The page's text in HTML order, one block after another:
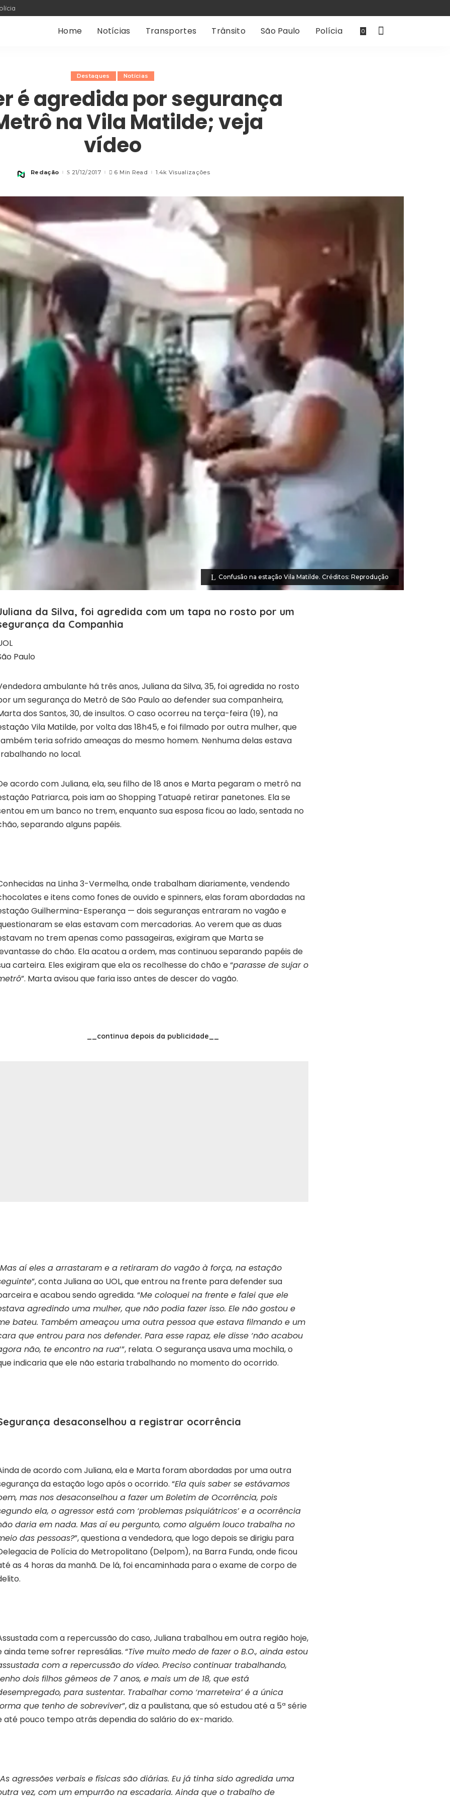
Home Notícias Transportes Trânsito São Paulo Polícia 0
Destaques Notícias
é agredida por segurança
na Vila Matilde; veja
vídeo
Posted
Redação 21/12/2017 6 Min Read 1.4k Visualizações
Confusão na estação Vila Matilde. Créditos: Reprodução
da Silva, foi agredida com um tapa no rosto por um
da Companhia
Paulo
ambulante há três anos, Juliana da Silva, 35, foi agredida no rosto
um segurança do Metrô de São Paulo ao defender sua companheira,
dos Santos, 30, de insultos. O caso ocorreu na terça-feira (19), na
Vila Matilde, por volta das 18h45, e foi filmado por outra mulher, que
teria sofrido ameaças do mesmo homem. Nenhuma delas estava
no local.
acordo com Juliana, ela, seu filho de 18 anos e Marta pegaram o metrô na
Patriarca, pois iam ao Shopping Tatuapé retirar panetones. Ela se
em um banco no trem, enquanto sua esposa ficou ao lado, sentada no
separando alguns papéis.
na Linha 3-Vermelha, onde trabalham diariamente, vendendo
e itens como fones de ouvido e spinners, elas foram abordadas na
Guilhermina-Esperança — dois seguranças entraram no vagão e
se elas estavam com mercadorias. Ao verem que as duas
no trem apenas como passageiras, exigiram que Marta se
do chão. Ela acatou a ordem, mas continuou separando papéis de
carteira. Eles exigiram que ela os recolhesse do chão e “parasse de sujar o
”. Marta avisou que faria isso antes de descer do vagão.
__continua depois da publicidade__
Mas aí eles a arrastaram e a retiraram do vagão à força, na estação
”, conta Juliana ao UOL, que entrou na frente para defender sua
e acabou sendo agredida. “Me coloquei na frente e falei que ele
agredindo uma mulher, que não podia fazer isso. Ele não gostou e
bateu. Também ameaçou uma outra pessoa que estava filmando e um
que entrou para nos defender. Para esse rapaz, ele disse ‘não acabou
não, te encontro na rua’”, relata. O segurança usava uma mochila, o
indicaria que ele não estaria trabalhando no momento do ocorrido.
desaconselhou a registrar ocorrência
de acordo com Juliana, ela e Marta foram abordadas por uma outra
da estação logo após o ocorrido. “Ela quis saber se estávamos
mas nos desaconselhou a fazer um Boletim de Ocorrência, pois
ela, o agressor está com ‘problemas psiquiátricos’ e a ocorrência
daria em nada. Mas aí eu pergunto, como alguém louco trabalha no
das pessoas?”, questiona a vendedora, que logo depois se dirigiu para
de Polícia do Metropolitano (Delpom), na Barra Funda, onde ficou
as 4 horas da manhã. De lá, foi encaminhada para o exame de corpo de
com a repercussão do caso, Juliana trabalhou em outra região hoje,
ainda teme sofrer represálias. “Tive muito medo de fazer o B.O., ainda estou
com a repercussão do vídeo. Preciso continuar trabalhando,
dois filhos gêmeos de 7 anos, e mais um de 18, que está
para sustentar. Trabalhar como ‘marreteira’ é a única
que tenho de sobreviver”, diz a paulistana, que só estudou até a 5ª série
até pouco tempo atrás dependia do salário do ex-marido.
As agressões verbais e físicas são diárias. Eu já tinha sido agredida uma
vez, com um empurrão na escadaria. Ainda que o trabalho de